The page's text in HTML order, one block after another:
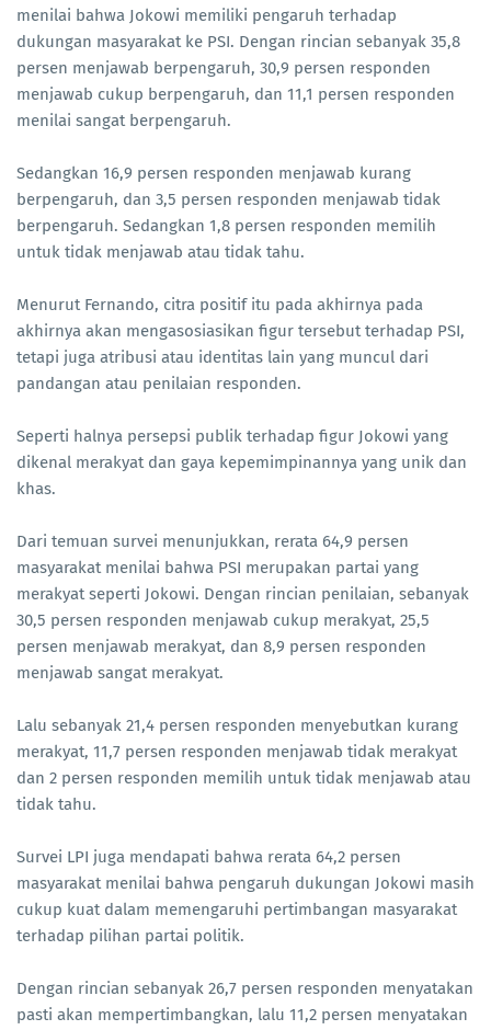
menilai bahwa Jokowi memiliki pengaruh terhadap
dukungan masyarakat ke PSI. Dengan rincian sebanyak 35,8
persen menjawab berpengaruh, 30,9 persen responden
menjawab cukup berpengaruh, dan 11,1 persen responden
menilai sangat berpengaruh.
Sedangkan 16,9 persen responden menjawab kurang
berpengaruh, dan 3,5 persen responden menjawab tidak
berpengaruh. Sedangkan 1,8 persen responden memilih
untuk tidak menjawab atau tidak tahu.
Menurut Fernando, citra positif itu pada akhirnya pada
akhirnya akan mengasosiasikan figur tersebut terhadap PSI,
tetapi juga atribusi atau identitas lain yang muncul dari
pandangan atau penilaian responden.
Seperti halnya persepsi publik terhadap figur Jokowi yang
dikenal merakyat dan gaya kepemimpinannya yang unik dan
khas.
Dari temuan survei menunjukkan, rerata 64,9 persen
masyarakat menilai bahwa PSI merupakan partai yang
merakyat seperti Jokowi. Dengan rincian penilaian, sebanyak
30,5 persen responden menjawab cukup merakyat, 25,5
persen menjawab merakyat, dan 8,9 persen responden
menjawab sangat merakyat.
Lalu sebanyak 21,4 persen responden menyebutkan kurang
merakyat, 11,7 persen responden menjawab tidak merakyat
dan 2 persen responden memilih untuk tidak menjawab atau
tidak tahu.
Survei LPI juga mendapati bahwa rerata 64,2 persen
masyarakat menilai bahwa pengaruh dukungan Jokowi masih
cukup kuat dalam memengaruhi pertimbangan masyarakat
terhadap pilihan partai politik.
Dengan rincian sebanyak 26,7 persen responden menyatakan
pasti akan mempertimbangkan, lalu 11,2 persen menyatakan